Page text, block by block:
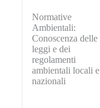
Normative
Ambientali:
Conoscenza delle
leggi e dei
regolamenti
ambientali locali e
nazionali